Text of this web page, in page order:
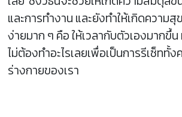
และการทำงาน และยังทำให้เกิดความ
ง่ายมาก ๆ คือ ให้เวลากับตัวเองมากขึ้
ไม่ต้องทำอะไรเลยเพื่อเป็นการรีเซ็ททั้
ร่างกายของเรา